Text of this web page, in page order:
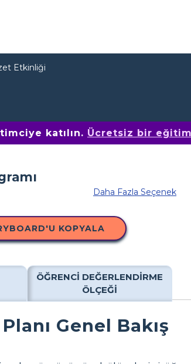
Etkinliği
katılın. Ücretsiz bir
Daha Fazla Seçenek
KOPYALA
ÖĞRENCI DEĞERLENDIRME
ÖLÇEĞI
Genel Bakış